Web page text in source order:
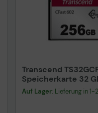
Transcend
Speicherkarte 32
Auf Lager: Lieferung in